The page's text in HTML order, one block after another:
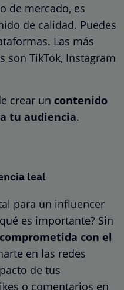
de mercado, es
de calidad. Puedes
Las más
son TikTok, Instagram
crear un contenido
tu audiencia.
leal
para un influencer
es importante? Sin
con el
en las redes
de tus
o comentarios en